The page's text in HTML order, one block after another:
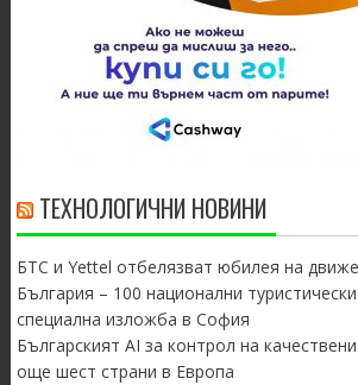
ТЕХНОЛОГИЧНИ НОВИНИ
БТС и Yettel отбелязват юбилея на
България – 100 национални
специална изложба в София
Българският AI за контрол на
още шест страни в Европа